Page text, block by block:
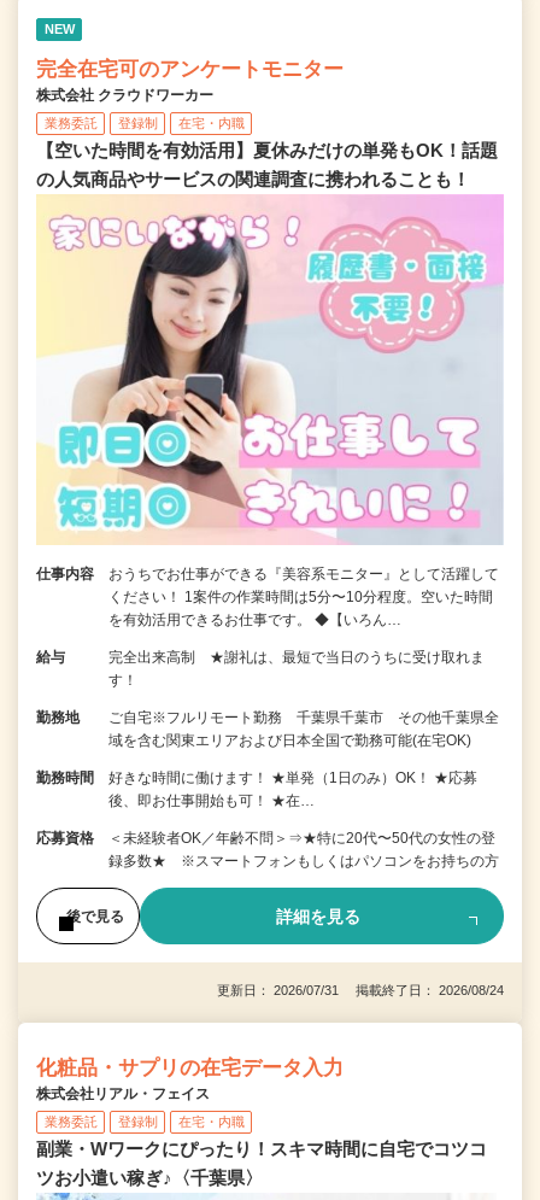
NEW
完全在宅可のアンケートモニター
株式会社 クラウドワーカー
業務委託 登録制 在宅・内職
【空いた時間を有効活用】夏休みだけの単発もOK！話題
の人気商品やサービスの関連調査に携われることも！
仕事内容
おうちでお仕事ができる『美容系モニター』として活躍して
ください！ 1案件の作業時間は5分〜10分程度。空いた時間
を有効活用できるお仕事です。 ◆【いろん…
給与
完全出来高制 ★謝礼は、最短で当日のうちに受け取れま
す！
勤務地
ご自宅※フルリモート勤務 千葉県千葉市 その他千葉県全
域を含む関東エリアおよび日本全国で勤務可能(在宅OK)
勤務時間
好きな時間に働けます！ ★単発（1日のみ）OK！ ★応募
後、即お仕事開始も可！ ★在…
応募資格
＜未経験者OK／年齢不問＞⇒★特に20代〜50代の女性の登
録多数★ ※スマートフォンもしくはパソコンをお持ちの方
後で見る 詳細を見る
更新日： 2026/07/31 掲載終了日： 2026/08/24
化粧品・サプリの在宅データ入力
株式会社リアル・フェイス
業務委託 登録制 在宅・内職
副業・Wワークにぴったり！スキマ時間に自宅でコツコ
ツお小遣い稼ぎ♪〈千葉県〉